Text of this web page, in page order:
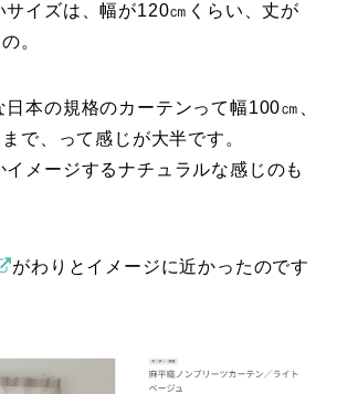
サイズは、幅が120㎝くらい、丈が
。
日本の規格のカーテンって幅100㎝、
で、って感じが大半です。
イメージするナチュラルな感じのも
がわりとイメージに近かったのです